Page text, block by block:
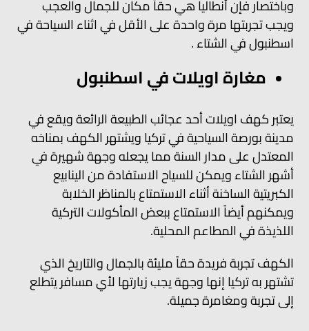
وباختصار فإن أنطاليا هي حقاً مكان للجمال والعجب
ويجب تجربتها مرة واحدة على الأقل في اثناء السياحة في
اسطنبول في الشتاء .
مغارة اويلات في اسطنبول
يعتبر كهف اويلات أحد عجائب الطبيعة الرائعة ويقع في
مدينة بورصة السياحية في تركيا ويشتهر الكهف بمناخه
المعتدل على مدار السنة مما يجعله وجهة شهيرة في
أشهر الشتاء ويمكن للسياح الاستفادة من الينابيع
الكبريتية الساخنة أثناء الاستمتاع بالمناظر الخلابة
ويمكنهم أيضاً الاستمتاع ببعض المأكولات التركية
اللذيذة في المطاعم المحلية.
الكهف تجربة فريدة حقاً مليئة بالجمال والتاريخ الذي
تشتهر به تركيا إنها وجهة يجب زيارتها لأي مسافر يتطلع
إلى تجربة ومغامرة جميلة.